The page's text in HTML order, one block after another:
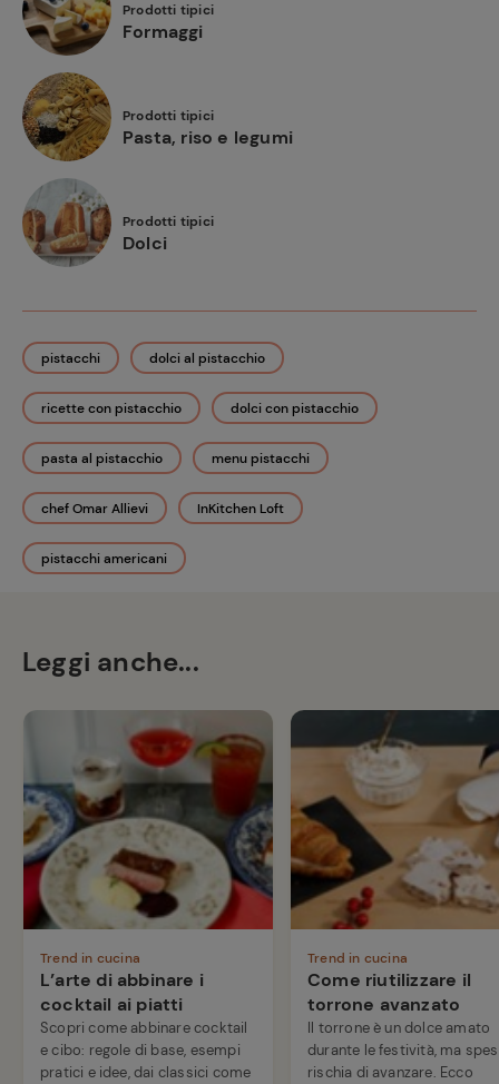
Prodotti tipici
Formaggi
Prodotti tipici
Pasta, riso e legumi
Prodotti tipici
Dolci
pistacchi dolci al pistacchio
ricette con pistacchio dolci con pistacchio
pasta al pistacchio menu pistacchi
chef Omar Allievi InKitchen Loft
pistacchi americani
Leggi anche...
Trend in cucina
L’arte di abbinare i
cocktail ai piatti
Scopri come abbinare cocktail
e cibo: regole di base, esempi
pratici e idee, dai classici come
Trend in cucina
Come riutilizzare il
torrone avanzato
Il torrone è un dolce amato
durante le festività, ma
rischia di avanzare. Ecco